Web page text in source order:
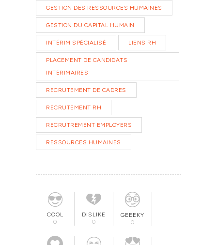
GESTION DES RESSOURCES HUMAINES
GESTION DU CAPITAL HUMAIN
INTÉRIM SPÉCIALISÉ LIENS RH
PLACEMENT DE CANDIDATS
INTÉRIMAIRES
RECRUTEMENT DE CADRES
RECRUTEMENT RH
RECRUTREMENT EMPLOYERS
RESSOURCES HUMAINES
COOL
0
DISLIKE
0
GEEEKY
0